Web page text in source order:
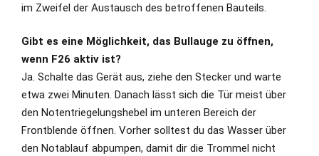
im Zweifel der Austausch des betroffenen Bauteils.
Gibt es eine Möglichkeit, das Bullauge zu öffnen,
wenn F26 aktiv ist?
Ja. Schalte das Gerät aus, ziehe den Stecker und warte
etwa zwei Minuten. Danach lässt sich die Tür meist über
den Notentriegelungshebel im unteren Bereich der
Frontblende öffnen. Vorher solltest du das Wasser über
den Notablauf abpumpen, damit dir die Trommel nicht